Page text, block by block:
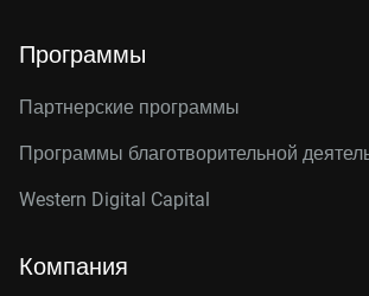
Программы
Партнерские программы
Программы благотворительной
Western Digital Capital
Компания